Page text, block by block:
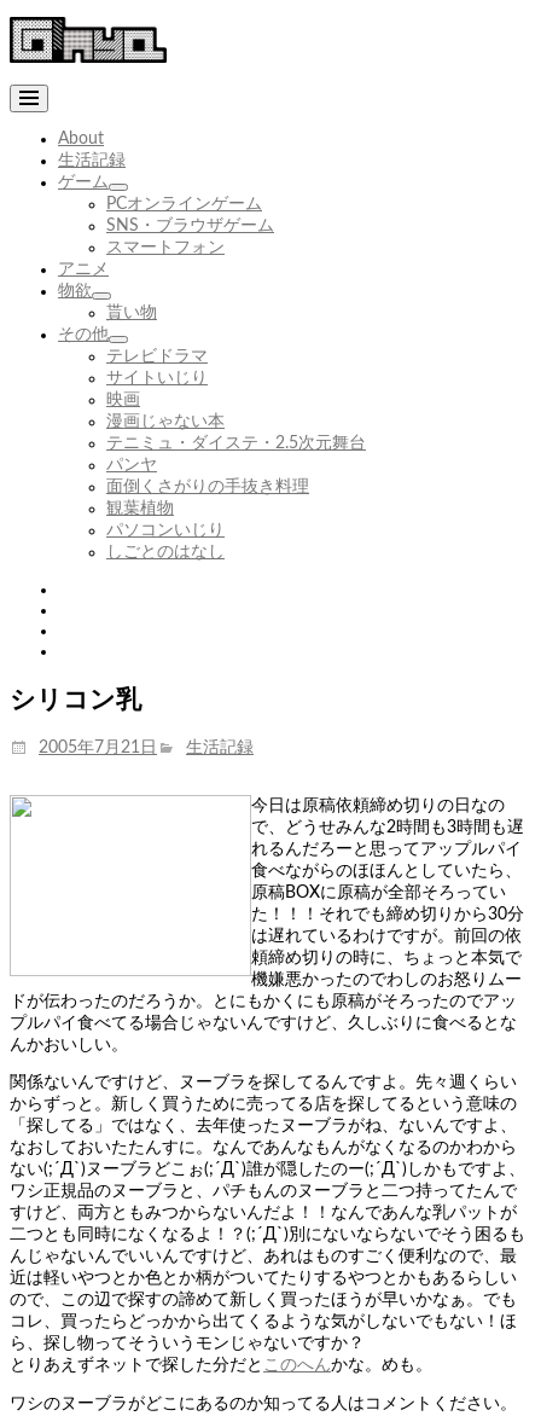
コ
ン
ン
ツ
About
生活記録
ゲーム
サ
ブ
メ
ー
展
開
PCオンラインゲーム
SNS・ブラウザゲーム
スマートフォン
アニメ
物欲
サ
ブ
メ
ニ
ュ
ー
を
展
開
貰い物
その他
サ
ブ
メ
ニ
ュ
ー
を
展
開
テレビドラマ
サイトいじり
映画
漫画じゃない本
テニミュ・ダイステ・2.5次元舞台
パンヤ
面倒くさがりの手抜き料理
観葉植物
パソコンいじり
しごとのはなし
シリコン乳
投
2005年7月21日
カ
生活記録
今日は原稿依頼締め切りの日なの
で、どうせみんな2時間も3時間も遅
れるんだろーと思ってアップルパイ
食べながらのほほんとしていたら、
原稿BOXに原稿が全部そろってい
た！！！それでも締め切りから30分
は遅れているわけですが。前回の依
頼締め切りの時に、ちょっと本気で
機嫌悪かったのでわしのお怒りムー
ドが伝わったのだろうか。とにもかくにも原稿がそろったのでアッ
プルパイ食べてる場合じゃないんですけど、久しぶりに食べるとな
んかおいしい。
関係ないんですけど、ヌーブラを探してるんですよ。先々週くらい
からずっと。新しく買うために売ってる店を探してるという意味の
「探してる」ではなく、去年使ったヌーブラがね、ないんですよ、
なおしておいたたんすに。なんであんなもんがなくなるのかわから
ない(;´Д`)ヌーブラどこぉ(;´Д`)誰が隠したのー(;´Д`)しかもですよ、
ワシ正規品のヌーブラと、パチもんのヌーブラと二つ持ってたんで
すけど、両方ともみつからないんだよ！！なんであんな乳パットが
二つとも同時になくなるよ！？(;´Д`)別にないならないでそう困るも
んじゃないんでいいんですけど、あれはものすごく便利なので、最
近は軽いやつとか色とか柄がついてたりするやつとかもあるらしい
ので、この辺で探すの諦めて新しく買ったほうが早いかなぁ。でも
コレ、買ったらどっかから出てくるような気がしないでもない！ほ
ら、探し物ってそういうモンじゃないですか？
とりあえずネットで探した分だと このへんかな。めも。
ワシのヌーブラがどこにあるのか知ってる人はコメントください。